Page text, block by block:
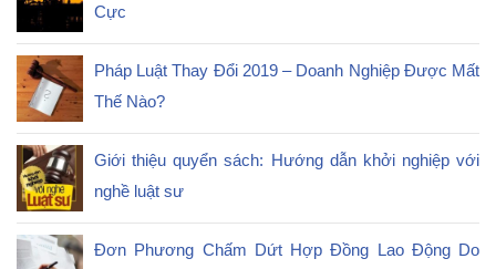
Cực
Pháp Luật Thay Đổi 2019 – Doanh Nghiệp Được Mất
Thế Nào?
Giới thiệu quyển sách: Hướng dẫn khởi nghiệp với
nghề luật sư
Đơn Phương Chấm Dứt Hợp Đồng Lao Động Do